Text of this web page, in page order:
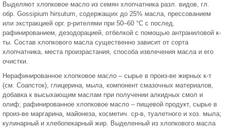
Выделяют хлопковое масло из семян хлопчатника разл. видов, гл.
обр. Gossipium hirsutum, содержащих до 25% масла, прессованием
или экстракцией орг. р-рителями при 50–60 °С с послед.
рафинированием, дезодорацией, отбелкой с помощью антраниловой к-
ты. Состав хлопкового масла существенно зависит от сорта
хлопчатника, места произрастания, способа извлечения масла и его
очистки.
Нерафинированное хлопковое масло – сырье в произ-ве жирных к-т
(см. Соапсток), глицерина, мыла, компонент смазочных материалов,
добавка к высыхающим маслам при получении алкидных смол и
олиф; рафинированное хлопковое масло – пищевой продукт, сырье в
произ-ве маргарина, майонеза, косметич. ср-в, туалетного и хоз. мыла;
кулинарный и хлебопекарный жир. Выделенный из хлопкового масла